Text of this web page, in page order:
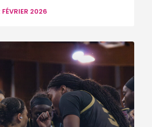
FÉVRIER 2026